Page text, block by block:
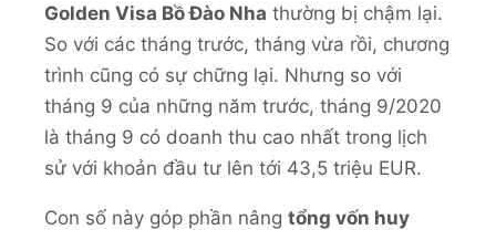
Golden Visa Bồ Đào Nha thường bị chậm lại.
So với các tháng trước, tháng vừa rồi, chương
trình cũng có sự chững lại. Nhưng so với
tháng 9 của những năm trước, tháng 9/2020
là tháng 9 có doanh thu cao nhất trong lịch
sử với khoản đầu tư lên tới 43,5 triệu EUR.
Con số này góp phần nâng tổng vốn huy